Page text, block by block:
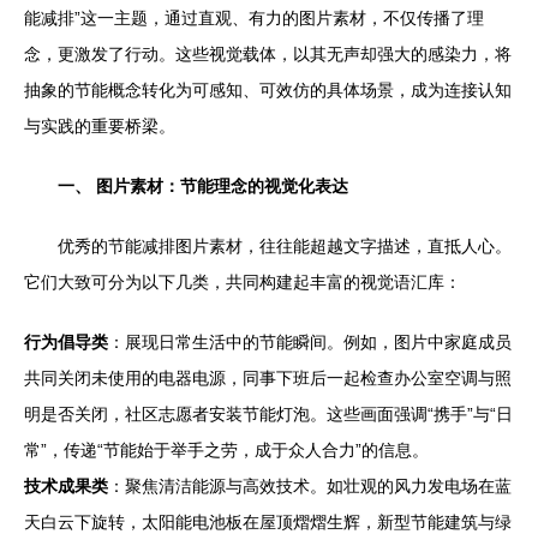
能减排”这一主题，通过直观、有力的图片素材，不仅传播了理
念，更激发了行动。这些视觉载体，以其无声却强大的感染力，将
抽象的节能概念转化为可感知、可效仿的具体场景，成为连接认知
与实践的重要桥梁。
一、 图片素材：节能理念的视觉化表达
优秀的节能减排图片素材，往往能超越文字描述，直抵人心。
它们大致可分为以下几类，共同构建起丰富的视觉语汇库：
行为倡导类 ：展现日常生活中的节能瞬间。例如，图片中家庭成员
共同关闭未使用的电器电源，同事下班后一起检查办公室空调与照
明是否关闭，社区志愿者安装节能灯泡。这些画面强调“携手”与“日
常”，传递“节能始于举手之劳，成于众人合力”的信息。
技术成果类 ：聚焦清洁能源与高效技术。如壮观的风力发电场在蓝
天白云下旋转，太阳能电池板在屋顶熠熠生辉，新型节能建筑与绿